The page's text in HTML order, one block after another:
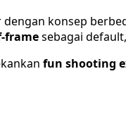
konsep
framesebagai
fun shooting